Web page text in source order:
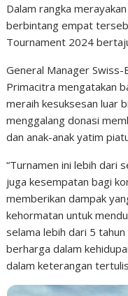
Dalam rangka
berbintang empat
Tournament 2024
General Manager
Primacitra mengatakan
meraih kesuksesan luar
menggalang donasi
dan anak-anak yatim
“Turnamen ini lebih dari
juga kesempatan bagi
memberikan dampak
kehormatan untuk
selama lebih dari 5
berharga dalam
dalam keterangan